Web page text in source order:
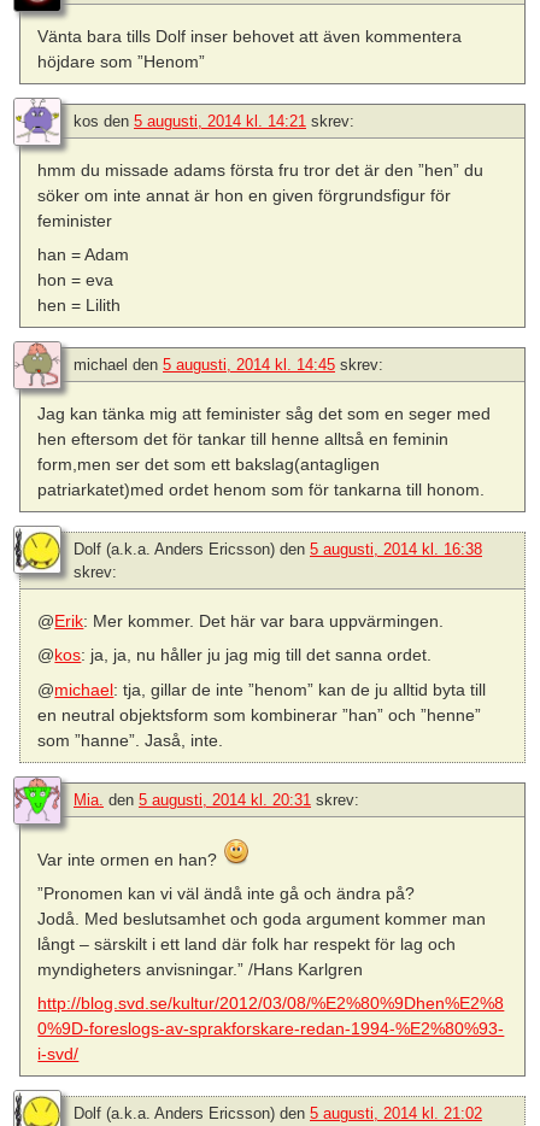
Vänta bara tills Dolf inser behovet att även kommentera
höjdare som ”Henom”
kos den 5 augusti, 2014 kl. 14:21 skrev:
hmm du missade adams första fru tror det är den ”hen” du
söker om inte annat är hon en given förgrundsfigur för
feminister
han = Adam
hon = eva
hen = Lilith
michael den 5 augusti, 2014 kl. 14:45 skrev:
Jag kan tänka mig att feminister såg det som en seger med
hen eftersom det för tankar till henne alltså en feminin
form,men ser det som ett bakslag(antagligen
patriarkatet)med ordet henom som för tankarna till honom.
Dolf (a.k.a. Anders Ericsson) den 5 augusti, 2014 kl. 16:38
skrev:
@Erik: Mer kommer. Det här var bara uppvärmingen.
@kos: ja, ja, nu håller ju jag mig till det sanna ordet.
@michael: tja, gillar de inte ”henom” kan de ju alltid byta till
en neutral objektsform som kombinerar ”han” och ”henne”
som ”hanne”. Jaså, inte.
Mia. den 5 augusti, 2014 kl. 20:31 skrev:
Var inte ormen en han?
”Pronomen kan vi väl ändå inte gå och ändra på?
Jodå. Med beslutsamhet och goda argument kommer man
långt – särskilt i ett land där folk har respekt för lag och
myndigheters anvisningar.” /Hans Karlgren
http://blog.svd.se/kultur/2012/03/08/%E2%80%9Dhen%E2%8
0%9D-foreslogs-av-sprakforskare-redan-1994-%E2%80%93-
i-svd/
Dolf (a.k.a. Anders Ericsson) den 5 augusti, 2014 kl. 21:02